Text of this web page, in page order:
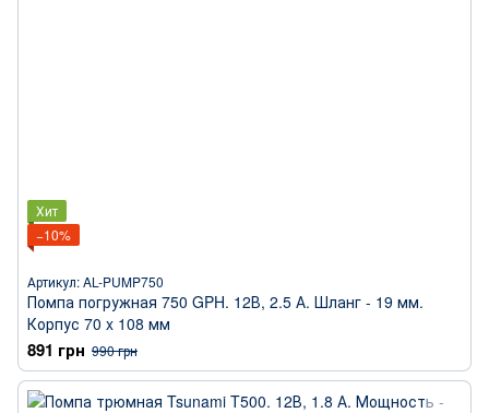
Хит
−10%
Артикул: AL-PUMP750
Помпа погружная 750 GPH. 12В, 2.5 А. Шланг - 19 мм.
Корпус 70 x 108 мм
891 грн 990 грн